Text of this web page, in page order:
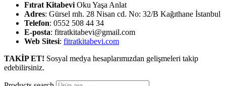
Fıtrat Kitabevi Oku Yaşa Anlat
Adres: Gürsel mh. 28 Nisan cd. No: 32/B Kağıthane İstanbul
Telefon: 0552 508 44 34
E-posta: fitratkitabevi@gmail.com
Web Sitesi: fitratkitabevi.com
TAKİP ET! Sosyal medya hesaplarımızdan gelişmeleri takip
edebilirsiniz.